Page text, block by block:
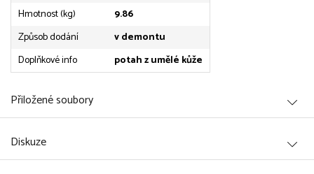
Hmotnost (kg)
9.86
Způsob dodání
v demontu
Doplňkové info
potah z umělé kůže
Přiložené soubory
Diskuze